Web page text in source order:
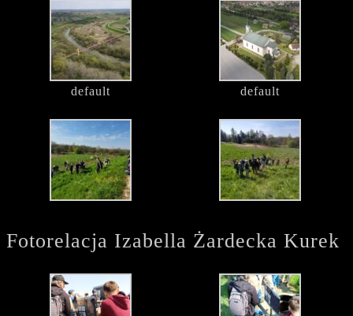
default default
Fotorelacja Izabella Żardecka Kurek